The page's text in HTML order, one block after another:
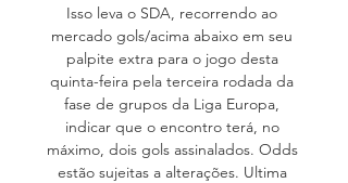
Isso leva o SDA, recorrendo ao
mercado gols/acima abaixo em seu
palpite extra para o jogo desta
quinta-feira pela terceira rodada da
fase de grupos da Liga Europa,
indicar que o encontro terá, no
máximo, dois gols assinalados. Odds
estão sujeitas a alterações. Ultima